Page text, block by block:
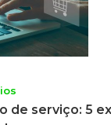
de serviço: 5